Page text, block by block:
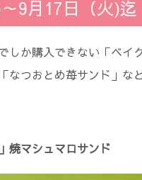
9月17日（火)迄
しか購入できない「ベイ
なつおとめ苺サンド」な
焼マシュマロサンド